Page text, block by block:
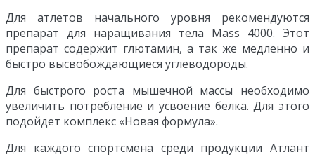
Для атлетов начального уровня рекомендуются
препарат для наращивания тела Mass 4000. Этот
препарат содержит глютамин, а так же медленно и
быстро высвобождающиеся углеводороды.
Для быстрого роста мышечной массы необходимо
увеличить потребление и усвоение белка. Для этого
подойдет комплекс «Новая формула».
Для каждого спортсмена среди продукции Атлант